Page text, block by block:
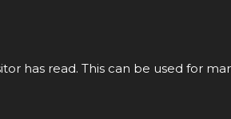
has read. This can be used for